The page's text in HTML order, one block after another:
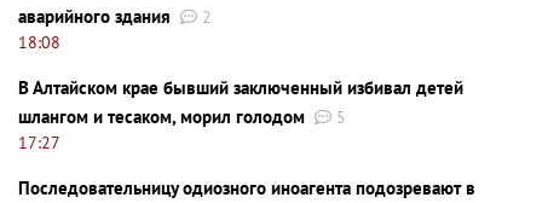
аварийного здания
2
18:08
В Алтайском крае бывший заключенный избивал детей
шлангом и тесаком, морил голодом
5
17:27
Последовательницу одиозного иноагента подозревают в